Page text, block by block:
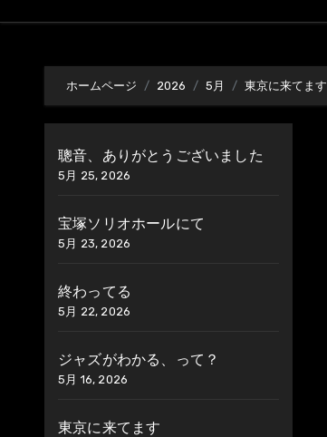
ホームページ 2026 5月 東京に来てます
聰音、ありがとうございました
5月 25, 2026
宝塚ソリオホールにて
5月 23, 2026
終わってる
5月 22, 2026
ジャズがわかる、って？
5月 16, 2026
東京に来てます